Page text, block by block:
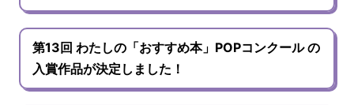
第13回 わたしの「おすすめ本」POPコンクール の
入賞作品が決定しました！